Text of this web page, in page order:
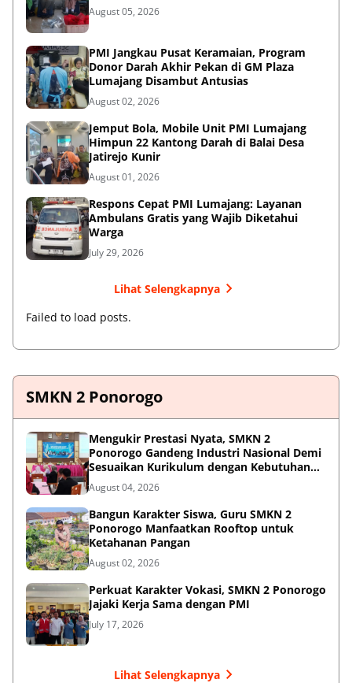
August 05, 2026
PMI Jangkau Pusat Keramaian, Program
Donor Darah Akhir Pekan di GM Plaza
Lumajang Disambut Antusias
August 02, 2026
Jemput Bola, Mobile Unit PMI Lumajang
Himpun 22 Kantong Darah di Balai Desa
Jatirejo Kunir
August 01, 2026
Respons Cepat PMI Lumajang: Layanan
Ambulans Gratis yang Wajib Diketahui
Warga
July 29, 2026
Lihat Selengkapnya
Failed to load posts.
SMKN 2 Ponorogo
Mengukir Prestasi Nyata, SMKN 2
Ponorogo Gandeng Industri Nasional Demi
Sesuaikan Kurikulum dengan Kebutuhan
Dunia Kerja
August 04, 2026
Bangun Karakter Siswa, Guru SMKN 2
Ponorogo Manfaatkan Rooftop untuk
Ketahanan Pangan
August 02, 2026
Perkuat Karakter Vokasi, SMKN 2 Ponorogo
Jajaki Kerja Sama dengan PMI
July 17, 2026
Lihat Selengkapnya